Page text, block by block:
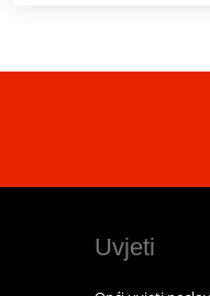
Uvjeti